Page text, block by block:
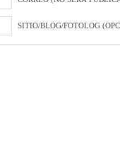
SITIO/BLOG/FOTOLOG